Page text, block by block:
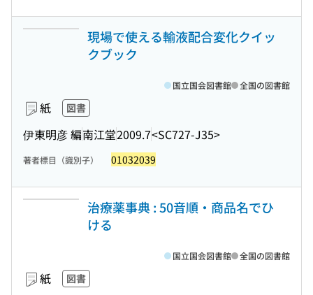
現場で使える輸液配合変化クイッ
クブック
紙 図書
伊東明彦 編南江堂2009.7<SC727-J35>
国立国会図書館 全国の図書館
著者標目（識別子） 01032039
治療薬事典 : 50音順・商品名でひ
ける
紙 図書
国立国会図書館 全国の図書館